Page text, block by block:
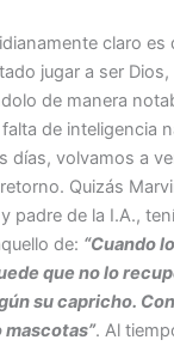
claro es
jugar a ser
de manera
de inteligencia
días, volvamos a
Quizás
padre de la I.A.,
de: “Cuando
que no lo
su capricho.
. Al